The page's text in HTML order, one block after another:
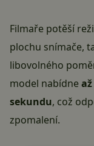
Filmaře potěší
plochu snímače,
libovolného
model nabídne
sekundu, což
zpomalení.